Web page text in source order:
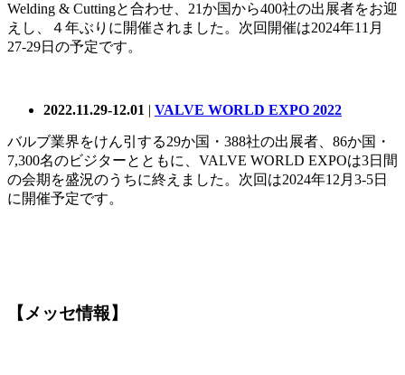
Welding & Cuttingと合わせ、21か国から400社の出展者をお迎
えし、４年ぶりに開催されました。次回開催は2024年11月
27-29日の予定です。
2022.11.29-12.01 | VALVE WORLD EXPO 2022
バルブ業界をけん引する29か国・388社の出展者、86か国・
7,300名のビジターとともに、VALVE WORLD EXPOは3日間
の会期を盛況のうちに終えました。次回は2024年12月3-5日
に開催予定です。
【メッセ情報】